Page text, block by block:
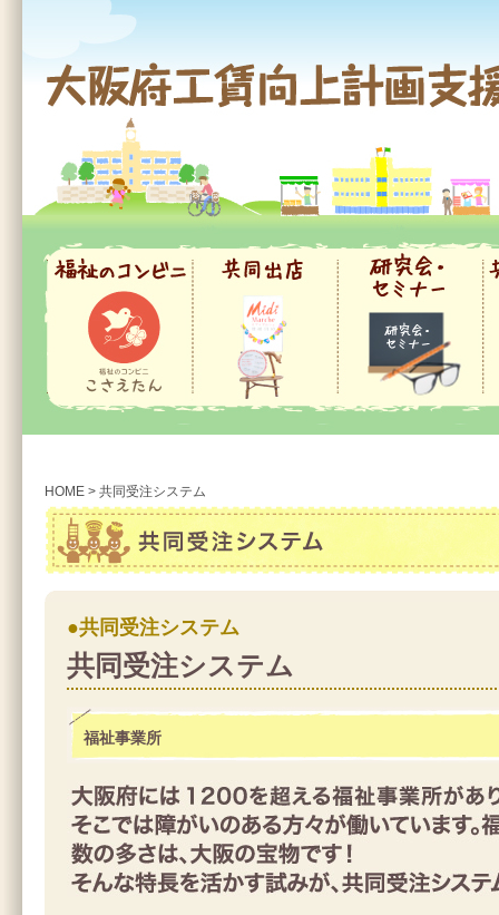
福祉のコンビニ 共同出店 研究会・セミナー
HOME > 共同受注システム
●共同受注システム
共同受注システム
福祉事業所